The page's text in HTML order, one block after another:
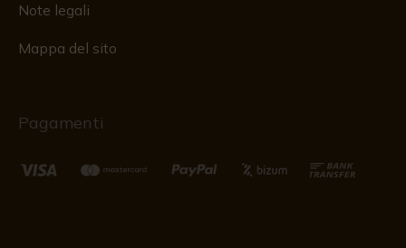
Note legali
Mappa del sito
Pagamenti